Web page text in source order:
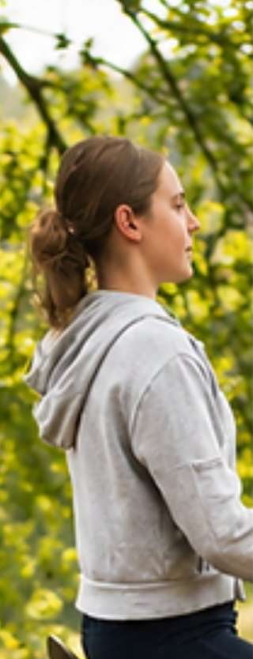
Amateur 1 Grand Prix, avant de devenir
progressivement plus complexe avec les
changements rapprochés. Le piaffer, quant à
lui, appartient au répertoire du Grand Prix,
côtés du passage, des pirouettes et des
changements de pied rapprochés. La
Fédération Française d’Éq